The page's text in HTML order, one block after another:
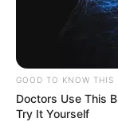
GOOD TO KNOW THIS
Doctors Use This
Try It Yourself